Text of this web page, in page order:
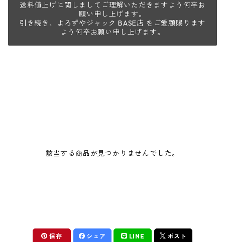
送料値上げに関しましてご理解いただきますよう何卒お
願い申し上げます。
引き続き、よろずやジャック BASE店 をご愛顧賜ります
よう何卒お願い申し上げます。
該当する商品が見つかりませんでした。
保存 シェア LINE ポスト